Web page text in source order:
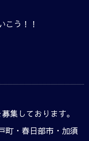
こう！！
集しております。
町・春日部市・加須